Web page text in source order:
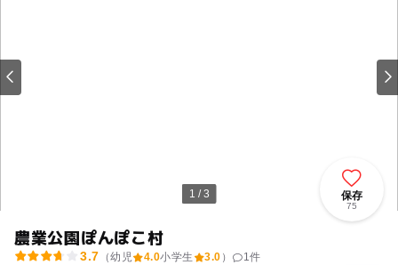
1 / 3
農業公園ぽんぽこ村
3.7 （幼児 4.0小学生 3.0 ） 1件
保存
75